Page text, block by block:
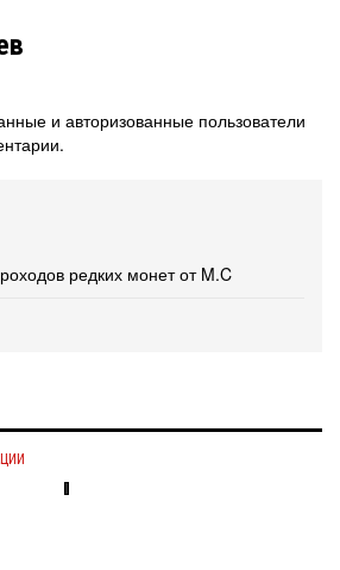
и авторизованные пользователи
редких монет от M.C